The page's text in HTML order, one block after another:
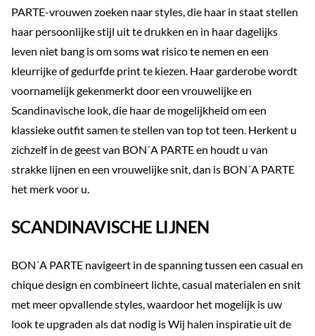
PARTE-vrouwen zoeken naar styles, die haar in staat stellen
haar persoonlijke stijl uit te drukken en in haar dagelijks
leven niet bang is om soms wat risico te nemen en een
kleurrijke of gedurfde print te kiezen. Haar garderobe wordt
voornamelijk gekenmerkt door een vrouwelijke en
Scandinavische look, die haar de mogelijkheid om een
klassieke outfit samen te stellen van top tot teen. Herkent u
zichzelf in de geest van BON´A PARTE en houdt u van
strakke lijnen en een vrouwelijke snit, dan is BON´A PARTE
het merk voor u.
SCANDINAVISCHE LIJNEN
BON´A PARTE navigeert in de spanning tussen een casual en
chique design en combineert lichte, casual materialen en snit
met meer opvallende styles, waardoor het mogelijk is uw
look te upgraden als dat nodig is Wij halen inspiratie uit de